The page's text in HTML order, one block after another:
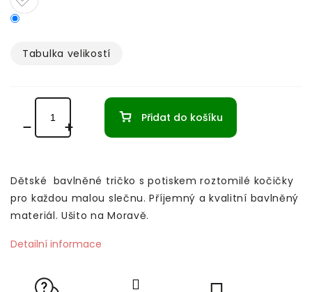
Tabulka velikostí­
Přidat do košíku
Dětské bavlněné tričko s potiskem roztomilé kočičky
pro každou malou slečnu. Příjemný a kvalitní bavlněný
materiál. Ušito na Moravě.
Detailní informace